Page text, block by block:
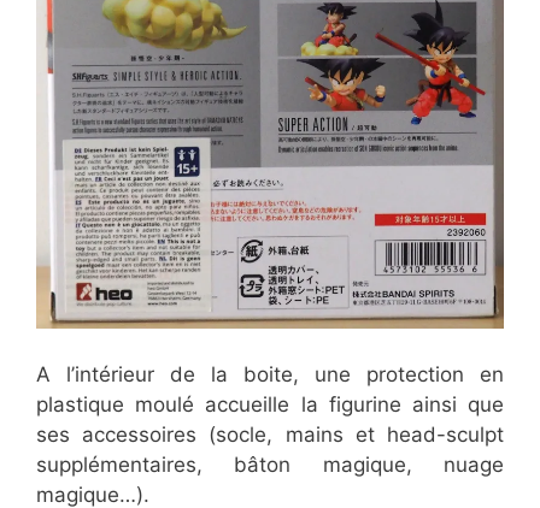
A l’intérieur de la boite, une protection en
plastique moulé accueille la figurine ainsi que
ses accessoires (socle, mains et head-sculpt
supplémentaires, bâton magique, nuage
magique…).